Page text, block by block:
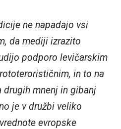
ne napadajo vsi
da mediji izrazito
podporo levičarskim
in to na
drugih mnenj in gibanj
je v družbi veliko
evropske